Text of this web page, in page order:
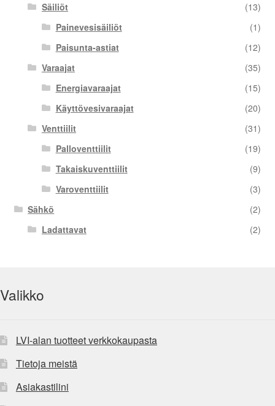
Säiliöt
(13)
Painevesisäiliöt
(1)
Paisunta-astiat
(12)
Varaajat
(35)
Energiavaraajat
(15)
Käyttövesivaraajat
(20)
Venttiilit
(31)
Palloventtiilit
(19)
Takaiskuventtiilit
(9)
Varoventtiilit
(3)
Sähkö
(2)
Ladattavat
(2)
Valikko
LVI-alan tuotteet verkkokaupasta
Tietoja meistä
Asiakastilini